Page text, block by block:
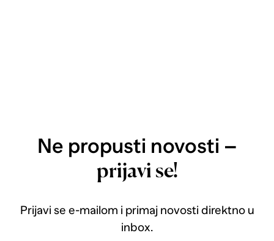
Ne propusti novosti –
prijavi se!
Prijavi se e-mailom i primaj novosti direktno u
inbox.